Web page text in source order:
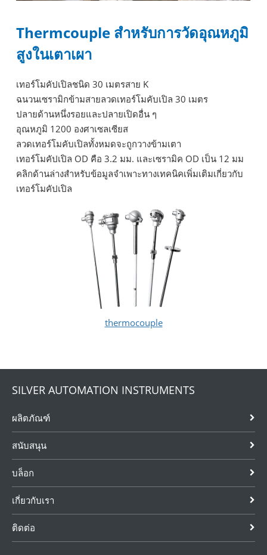
Thermcouple สำหรับการวัดอุณหภูมิ
สูงในเตาเผา
เทอร์โมคัปเปิลชนิด 30 เมตรสาย K
ฉนวนเซรามิกข้ามสายลวดเทอร์โมคับเปิล 30 เมตร
ปลายด้านหนึ่งรอยและปลายเปิดอื่น ๆ
อุณหภูมิ 1200 องศาเซลเซียส
ลวดเทอร์โมคับเปิลทั้งหมดจะถูกวางข้ามเตา
เทอร์โมคัปเปิล OD คือ 3.2 มม. และเซรามิค OD เป็น 12 มม
คลิกด้านล่างสำหรับข้อมูลจำเพาะทางเทคนิคเพิ่มเติมเกี่ยวกับ
เทอร์โมคัปเปิล
thermocouple
SILVER AUTOMATION INSTRUMENTS
ผลิตภัณฑ์
สนับสนุน
บล็อก
เกี่ยวกับเรา
ติดต่อ